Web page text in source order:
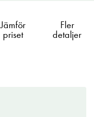
Jämför
priset
Fler
detaljer